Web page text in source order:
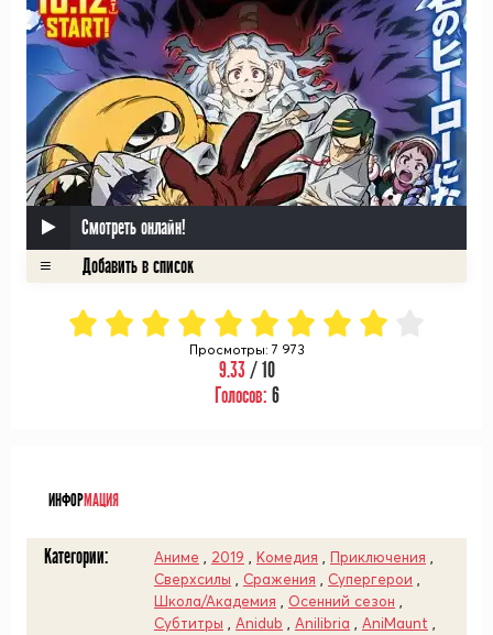
Смотреть онлайн!
Просмотры: 7 973
9.33/ 10
Голосов: 6
ИНФОРМАЦИЯ
Категории: Аниме 2019 Комедия Приключения
Сверхсилы
Сражения Супергерои
Школа/Академия
Осенний сезон
Субтитры
Anidub Anilibria AniMaunt